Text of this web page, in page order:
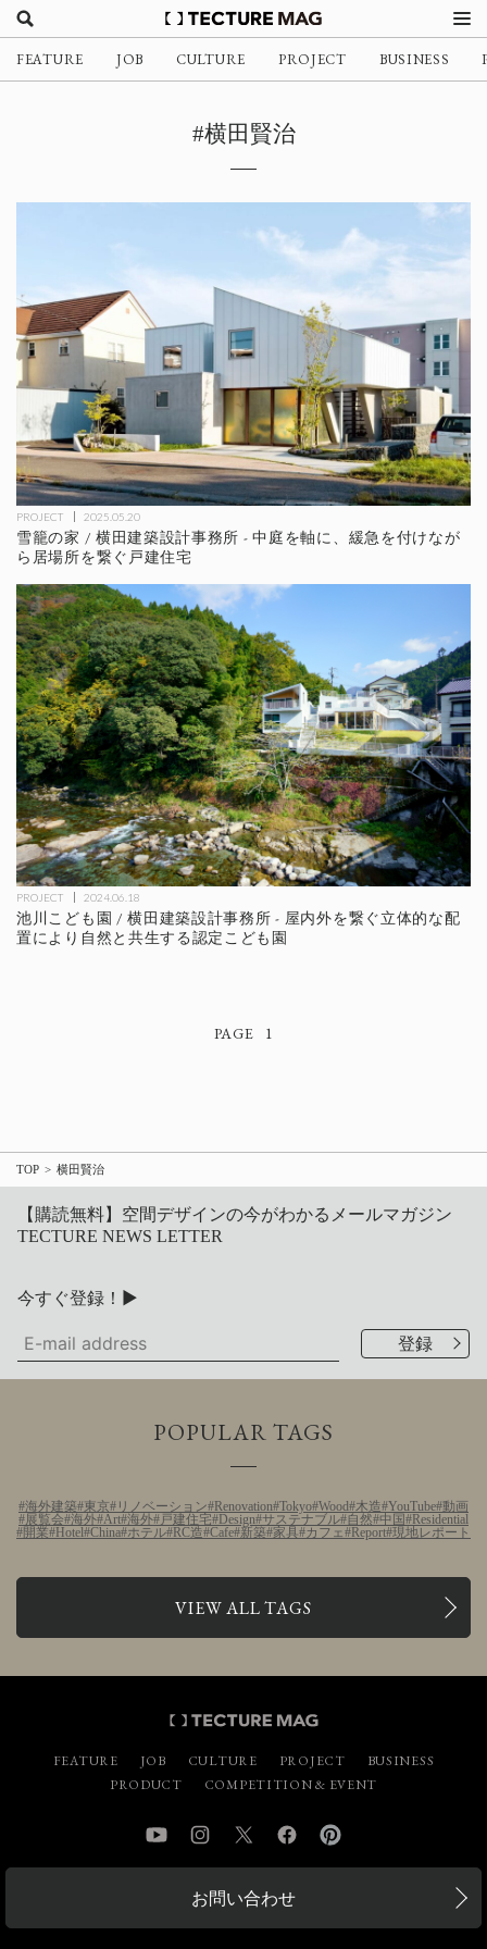
FEATURE JOB CULTURE PROJECT BUSINESS
#横田賢治
PROJECT 2025.05.20
雪籠の家 / 横田建築設計事務所 - 中庭を軸に、緩急を付けなが
ら居場所を繋ぐ戸建住宅
PROJECT 2024.06.18
池川こども園 / 横田建築設計事務所 - 屋内外を繋ぐ立体的な配
置により自然と共生する認定こども園
1
TOP 横田賢治
【購読無料】空間デザインの今がわかるメールマガジン
TECTURE NEWS LETTER
今すぐ登録！▶
POPULAR TAGS
海外建築 東京 リノベーション Renovation Tokyo Wood 木造 YouTube 動画
展覧会 海外 Art 海外 戸建住宅 Design サステナブル 自然 中国 Residential
開業 Hotel China ホテル RC造 Cafe 新築 家具 カフェ Report 現地レポート
VIEW ALL TAGS
FEATURE JOB CULTURE PROJECT
BUSINESS
PRODUCT
COMPETITION & EVENT
YouTube InstagramTwitter Facebook
お問い合わせ